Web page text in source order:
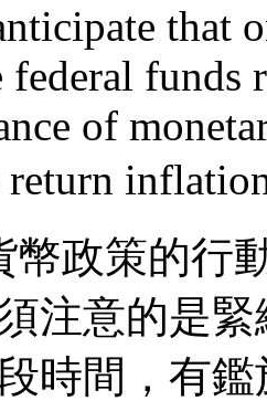
that
federal funds
of
幣政策的行
注意的是
時間，有